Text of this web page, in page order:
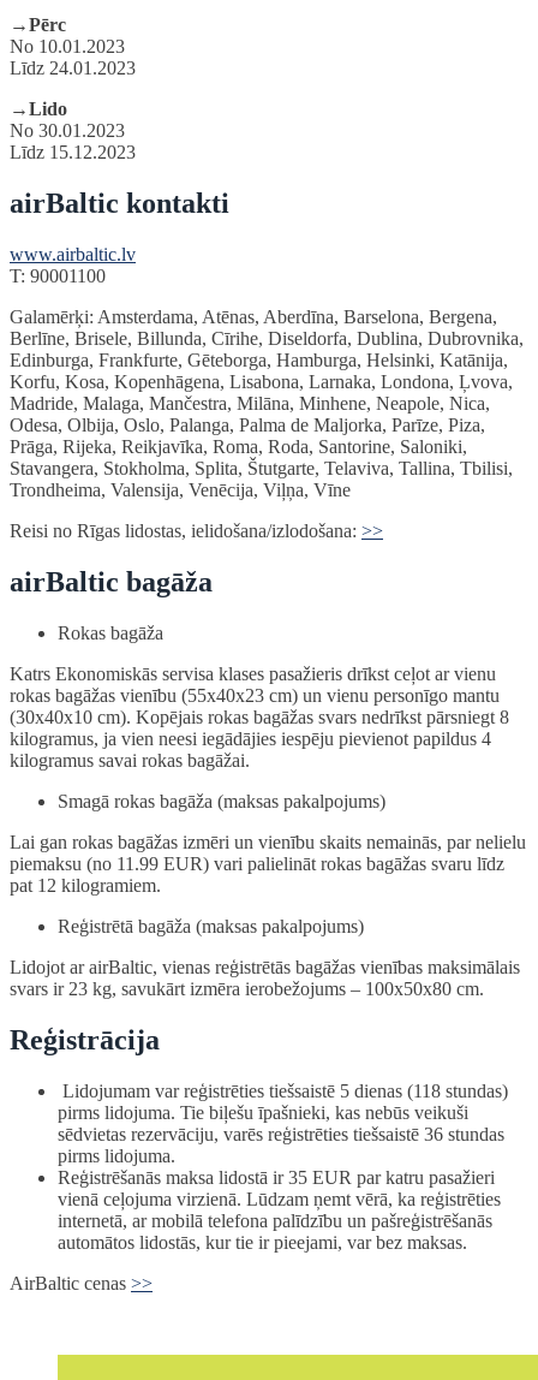
→Pērc
No 10.01.2023
Līdz 24.01.2023
→Lido
No 30.01.2023
Līdz 15.12.2023
airBaltic kontakti
www.airbaltic.lv
T: 90001100
Galamērķi: Amsterdama, Atēnas, Aberdīna, Barselona, Bergena,
Berlīne, Brisele, Billunda, Cīrihe, Diseldorfa, Dublina, Dubrovnika,
Edinburga, Frankfurte, Gēteborga, Hamburga, Helsinki, Katānija,
Korfu, Kosa, Kopenhāgena, Lisabona, Larnaka, Londona, Ļvova,
Madride, Malaga, Mančestra, Milāna, Minhene, Neapole, Nica,
Odesa, Olbija, Oslo, Palanga, Palma de Maljorka, Parīze, Piza,
Prāga, Rijeka, Reikjavīka, Roma, Roda, Santorine, Saloniki,
Stavangera, Stokholma, Splita, Štutgarte, Telaviva, Tallina, Tbilisi,
Trondheima, Valensija, Venēcija, Viļņa, Vīne
Reisi no Rīgas lidostas, ielidošana/izlodošana: >>
airBaltic bagāža
Rokas bagāža
Katrs Ekonomiskās servisa klases pasažieris drīkst ceļot ar vienu
rokas bagāžas vienību (55x40x23 cm) un vienu personīgo mantu
(30x40x10 cm). Kopējais rokas bagāžas svars nedrīkst pārsniegt 8
kilogramus, ja vien neesi iegādājies iespēju pievienot papildus 4
kilogramus savai rokas bagāžai.
Smagā rokas bagāža (maksas pakalpojums)
Lai gan rokas bagāžas izmēri un vienību skaits nemainās, par nelielu
piemaksu (no 11.99 EUR) vari palielināt rokas bagāžas svaru līdz
pat 12 kilogramiem.
Reģistrētā bagāža (maksas pakalpojums)
Lidojot ar airBaltic, vienas reģistrētās bagāžas vienības maksimālais
svars ir 23 kg, savukārt izmēra ierobežojums – 100x50x80 cm.
Reģistrācija
Lidojumam var reģistrēties tiešsaistē 5 dienas (118 stundas)
pirms lidojuma. Tie biļešu īpašnieki, kas nebūs veikuši
sēdvietas rezervāciju, varēs reģistrēties tiešsaistē 36 stundas
pirms lidojuma.
Reģistrēšanās maksa lidostā ir 35 EUR par katru pasažieri
vienā ceļojuma virzienā. Lūdzam ņemt vērā, ka reģistrēties
internetā, ar mobilā telefona palīdzību un pašreģistrēšanās
automātos lidostās, kur tie ir pieejami, var bez maksas.
AirBaltic cenas >>